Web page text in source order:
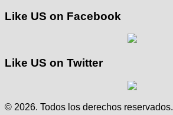
Like US on Facebook
Like US on Twitter
© 2026. Todos los derechos reservados.